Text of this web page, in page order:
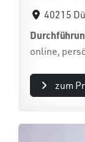
40215
online,
zum